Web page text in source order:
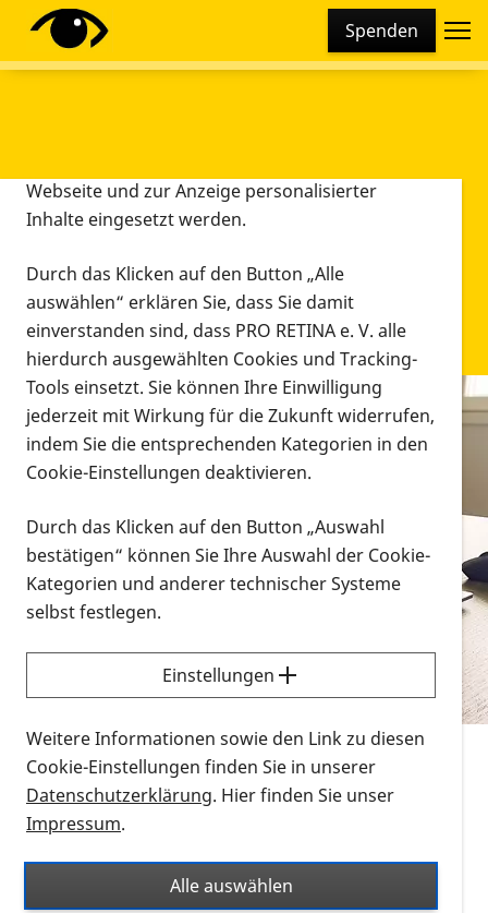
Spenden
Infomaterial
Infomaterial
Vorlesen
Alle Infomaterialien in verschiedenen
Formaten an einem Ort
Sie möchten wissen, wie Sie nach Infonmaterial
suchen und dieses bestellen bzw. herunterladen
können? Schauen Sie sich dieErklärvideos zum
Thema Infomaterial auf der PRO RETINA-Website
für blinde und sehbehinderte Menschen an.
Auf dieser Seite finden Sie sämtliches Infomaterial
Ort. Nutzen Sie den Formatfilter, um ausschließlich
nach Flyern und Broschüren, Audios oder Videos zu
Diese Webseite setzt verschiedene Cookies und
Tracking-Tools ein. Dies beinhaltet Cookies und
Webseite und zur Anzeige personalisierter
Inhalte eingesetzt werden.
Durch das Klicken auf den Button „Alle
auswählen“ erklären Sie, dass Sie damit
einverstanden sind, dass PRO RETINA e. V. alle
hierdurch ausgewählten Cookies und Tracking-
Tools einsetzt. Sie können Ihre Einwilligung
jederzeit mit Wirkung für die Zukunft widerrufen,
indem Sie die entsprechenden Kategorien in den
Cookie-Einstellungen deaktivieren.
Durch das Klicken auf den Button „Auswahl
bestätigen“ können Sie Ihre Auswahl der Cookie-
Kategorien und anderer technischer Systeme
selbst festlegen.
Einstellungen
Weitere Informationen sowie den Link zu diesen
Cookie-Einstellungen finden Sie in unserer
Datenschutzerklärung. Hier finden Sie unser
Impressum.
Alle auswählen